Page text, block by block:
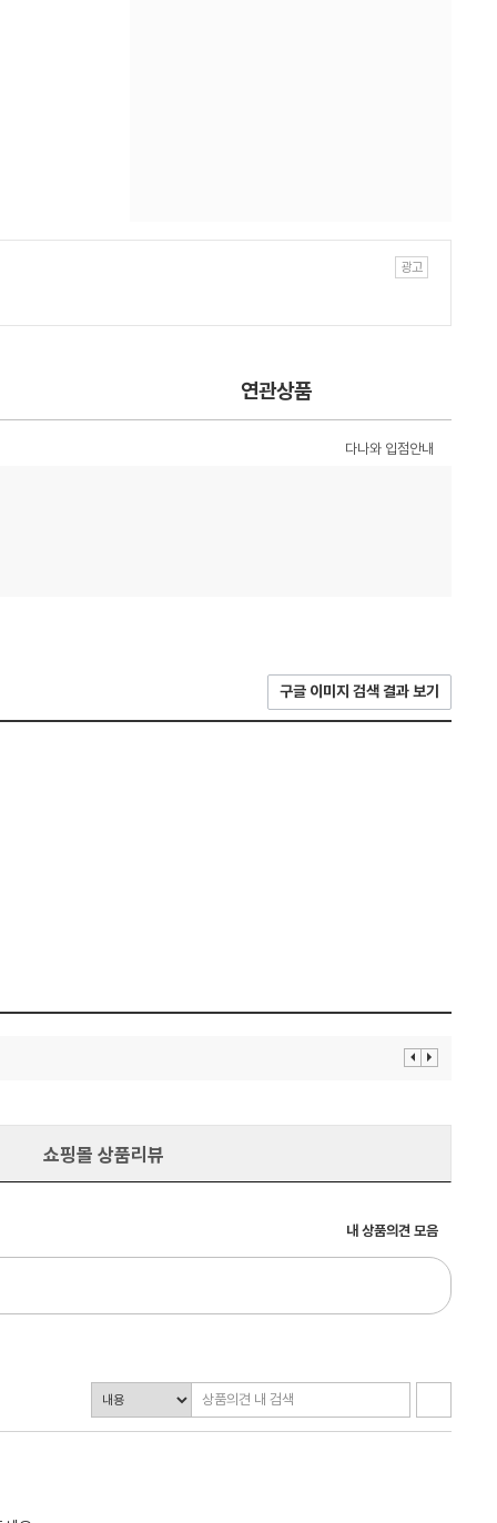
연관상품
다나와 입점안내
구글 이미지 검색 결과 보기
이 다
쇼핑몰 상품리뷰
내 상품의견 모음